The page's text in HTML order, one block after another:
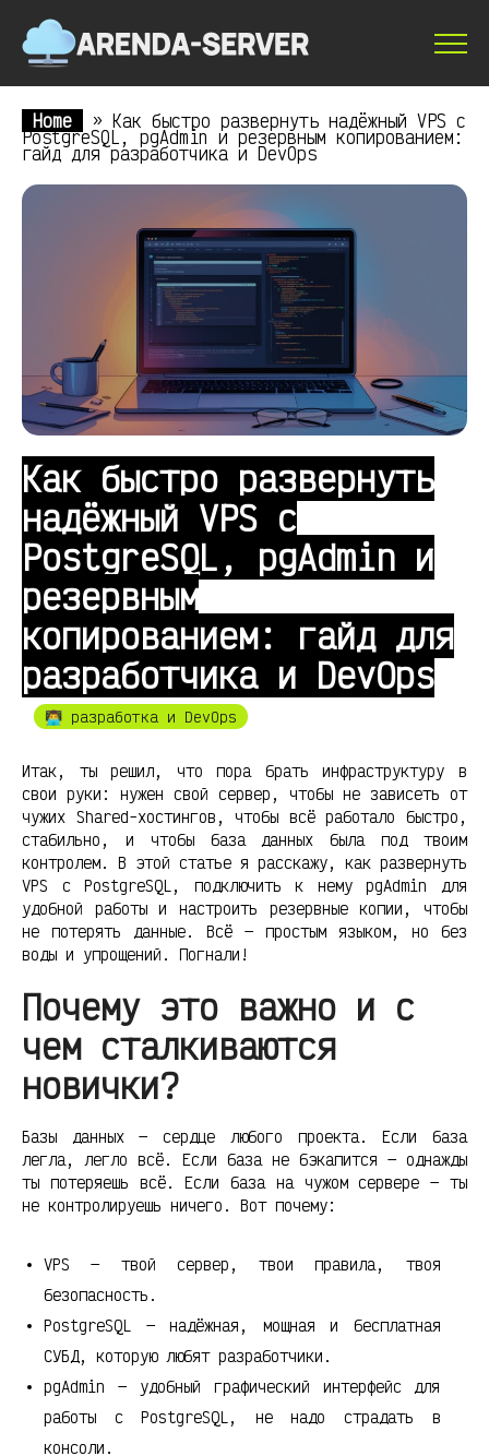
Home » Как быстро развернуть надёжный VPS с
PostgreSQL, pgAdmin и резервным копированием:
гайд для разработчика и DevOps
Как быстро развернуть
надёжный VPS с
PostgreSQL, pgAdmin и
резервным
копированием: гайд для
разработчика и DevOps
👨‍💻 разработка и DevOps
Итак, ты решил, что пора брать инфраструктуру в
свои руки: нужен свой сервер, чтобы не зависеть от
чужих Shared-хостингов, чтобы всё работало быстро,
стабильно, и чтобы база данных была под твоим
контролем. В этой статье я расскажу, как развернуть
VPS с PostgreSQL, подключить к нему pgAdmin для
удобной работы и настроить резервные копии, чтобы
не потерять данные. Всё — простым языком, но без
воды и упрощений. Погнали!
Почему это важно и с
чем сталкиваются
новички?
Базы данных — сердце любого проекта. Если база
легла, легло всё. Если база не бэкапится — однажды
ты потеряешь всё. Если база на чужом сервере — ты
не контролируешь ничего. Вот почему:
VPS — твой сервер, твои правила, твоя
безопасность.
PostgreSQL — надёжная, мощная и бесплатная
СУБД, которую любят разработчики.
pgAdmin — удобный графический интерфейс для
работы с PostgreSQL, не надо страдать в
консоли.